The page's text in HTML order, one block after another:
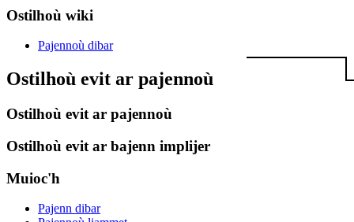
Ostilhoù wiki
Pajennoù dibar
Ostilhoù evit ar pajennoù
Ostilhoù evit ar pajennoù
Ostilhoù evit ar bajenn implijer
Muioc'h
Pajenn dibar